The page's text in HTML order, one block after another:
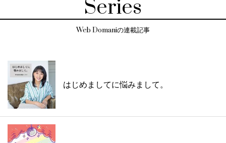
Series
Web Domaniの連載記事
はじめましてに悩みまして。